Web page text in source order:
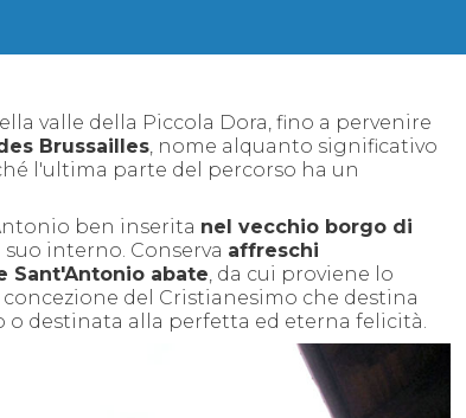
valle della Piccola Dora, fino a pervenire
Brussailles, nome alquanto significativo
l'ultima parte del percorso ha un
ben inserita nel vecchio borgo di
interno. Conserva affreschi
Sant'Antonio abate, da cui proviene lo
del Cristianesimo che destina
o destinata alla perfetta ed eterna felicità.